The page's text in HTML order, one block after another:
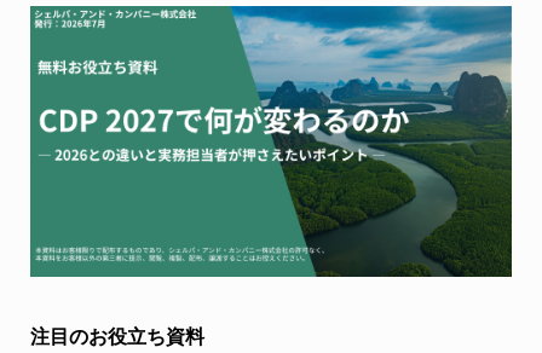
注目のお役立ち資料